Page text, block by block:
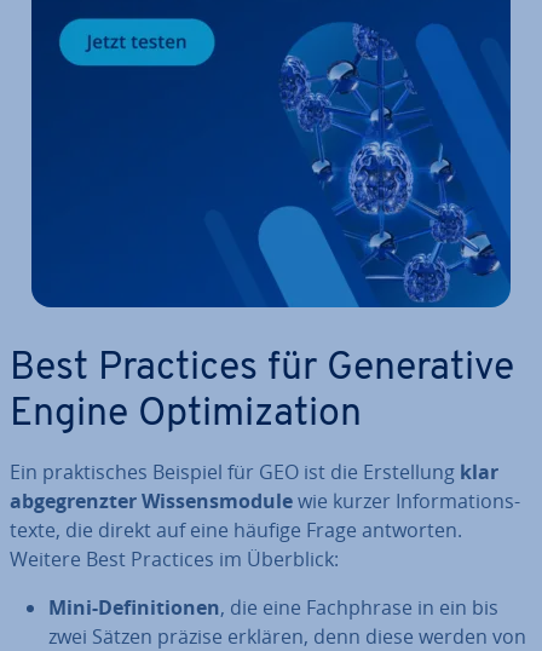
Best Practices für Ge­ne­ra­ti­ve
Engine Op­ti­miza­ti­on
Ein prak­ti­sches Beispiel für GEO ist die Er­stel­lung klar
ab­ge­grenz­ter Wis­sens­mo­du­lewie kurzer In­for­ma­ti­ons­
tex­te, die direkt auf eine häufige Frage antworten.
Weitere Best Practices im Überblick:
Mini-De­fi­ni­tio­nen, die eine Fach­phra­se in ein bis
zwei Sätzen präzise erklären, denn diese werden von